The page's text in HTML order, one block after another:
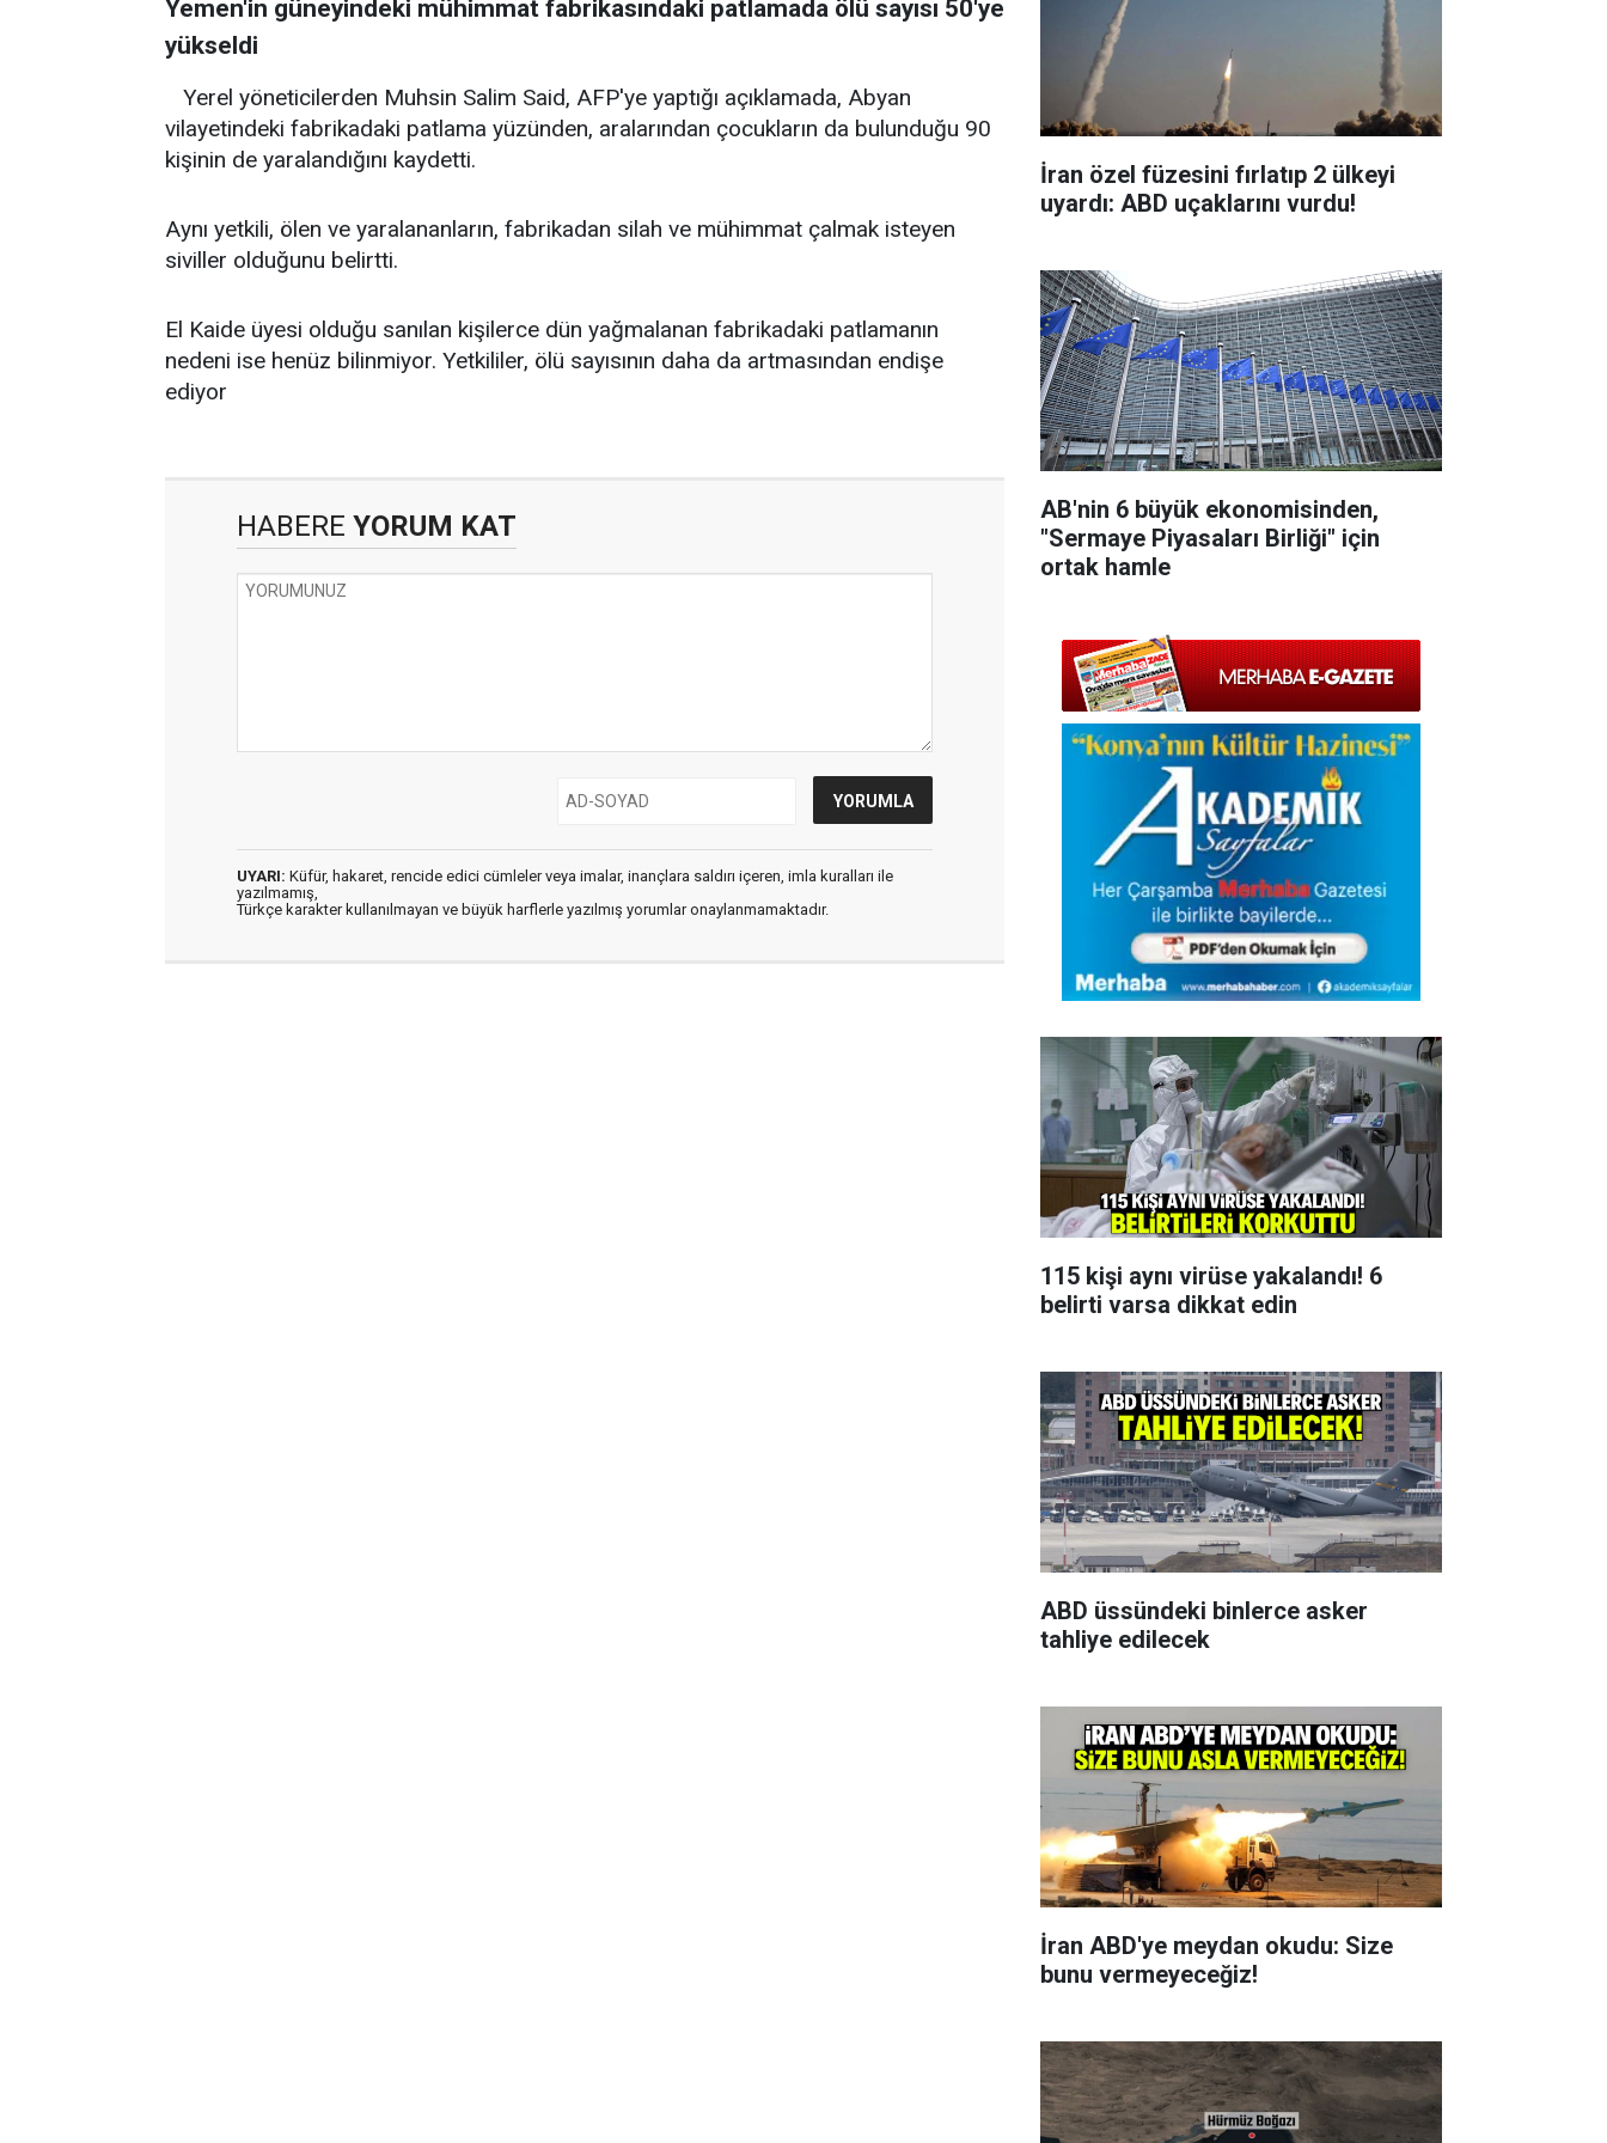
Yemen'in güneyindeki mühimmat fabrikasındaki patlamada ölü sayısı 50'ye
yükseldi
Yerel yöneticilerden Muhsin Salim Said, AFP'ye yaptığı açıklamada, Abyan
vilayetindeki fabrikadaki patlama yüzünden, aralarından çocukların da bulunduğu 90
kişinin de yaralandığını kaydetti.
Aynı yetkili, ölen ve yaralananların, fabrikadan silah ve mühimmat çalmak isteyen
siviller olduğunu belirtti.
El Kaide üyesi olduğu sanılan kişilerce dün yağmalanan fabrikadaki patlamanın
nedeni ise henüz bilinmiyor. Yetkililer, ölü sayısının daha da artmasından endişe
ediyor
HABERE YORUM KAT
UYARI: Küfür, hakaret, rencide edici cümleler veya imalar, inançlara saldırı içeren, imla kuralları ile
yazılmamış,
Türkçe karakter kullanılmayan ve büyük harflerle yazılmış yorumlar onaylanmamaktadır.
İran özel füzesini fırlatıp 2 ülkeyi
uyardı: ABD uçaklarını vurdu!
AB'nin 6 büyük ekonomisinden,
"Sermaye Piyasaları Birliği" için
ortak hamle
115 kişi aynı virüse yakalandı! 6
belirti varsa dikkat edin
ABD üssündeki binlerce asker
tahliye edilecek
İran ABD'ye meydan okudu: Size
bunu vermeyeceğiz!